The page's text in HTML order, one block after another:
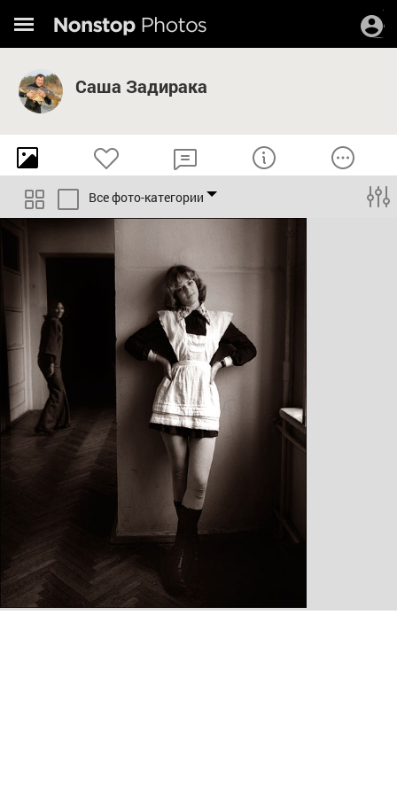
Саша Задирака
Все фото-категории